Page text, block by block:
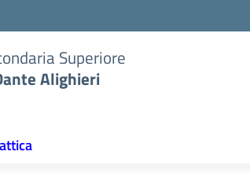
Superiore
Alighieri